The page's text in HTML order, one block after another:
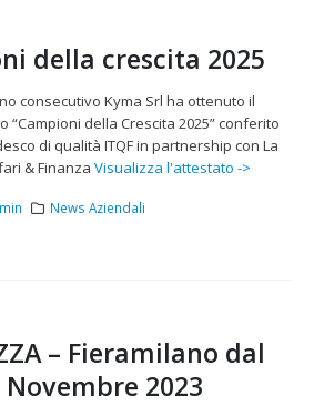
della crescita 2025
consecutivo Kyma Srl ha ottenuto il
“Campioni della Crescita 2025” conferito
di qualità ITQF in partnership con La
& Finanza Visualizza l'attestato ->
News Aziendali
– Fieramilano dal
Novembre 2023